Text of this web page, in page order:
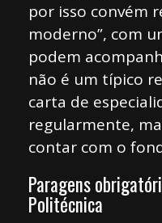
por isso convém
moderno”, com
podem
não é um típico
carta de
regularmente,
contar com o
Paragens
Politécnica